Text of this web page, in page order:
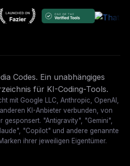
Codes. Ein unabhängiges
für KI-Coding-Tools.
mit Google LLC, Anthropic, OpenAI,
KI-Anbieter verbunden, von
gesponsert. "Antigravity", "Gemini",
"Copilot" und andere genannte
ihrer jeweiligen Eigentümer.